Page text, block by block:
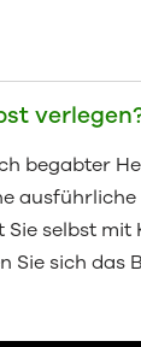
begabter
ausführliche
selbst mit
Sie sich das